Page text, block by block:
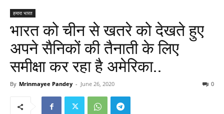
हमारा भारत
भारत को चीन से खतरे को देखते हुए
अपने सैनिकों की तैनाती के लिए
समीक्षा कर रहा है अमेरिका..
By Mrinmayee Pandey - June 26, 2020 0